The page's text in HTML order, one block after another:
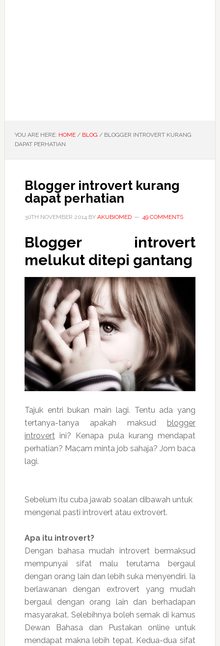
YOU ARE HERE: HOME / BLOG /BLOGGER INTROVERT KURANG
DAPAT PERHATIAN
Blogger introvert kurang
dapat perhatian
30TH NOVEMBER 2014BY AKUBIOMED 49 COMMENTS
Blogger introvert
melukut ditepi gantang
Tajuk entri bukan main lagi. Tentu ada yang
tertanya-tanya apakah maksud blogger
introvertini? Kenapa pula kurang mendapat
perhatian? Macam minta job sahaja? Jom baca
lagi.
Sebelum itu cuba jawab soalan dibawah untuk
mengenal pasti introvert atau extrovert.
Apa itu introvert?
Dengan bahasa mudah introvert bermaksud
mempunyai sifat malu terutama bergaul
dengan orang lain dan lebih suka menyendiri. Ia
berlawanan dengan extrovert yang mudah
bergaul dengan orang lain dan berhadapan
masyarakat. Selebihnya boleh semak di kamus
Dewan Bahasa dan Pustakan online untuk
mendapat makna lebih tepat. Kedua-dua sifat